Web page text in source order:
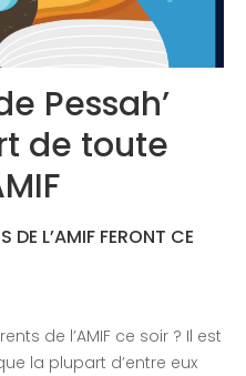
Pessah’
de toute
DE L’AMIF FERONT CE
de l’AMIF ce soir ? Il est
la plupart d’entre eux